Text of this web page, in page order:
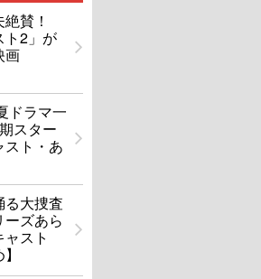
賛！
ト2」が
画
ドラマ一
スター
スト・あ
る大捜査
ズあら
スト